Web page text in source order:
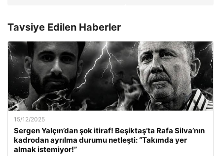
Tavsiye Edilen Haberler
15/12/2025
Sergen Yalçın’dan şok itiraf! Beşiktaş’ta Rafa Silva’nın
kadrodan ayrılma durumu netleşti: “Takımda yer
almak istemiyor!”